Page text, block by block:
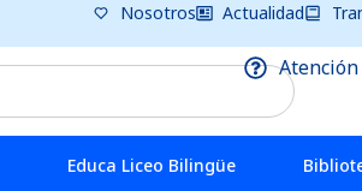
Nosotros Actualidad
Educa Liceo Bilingüe